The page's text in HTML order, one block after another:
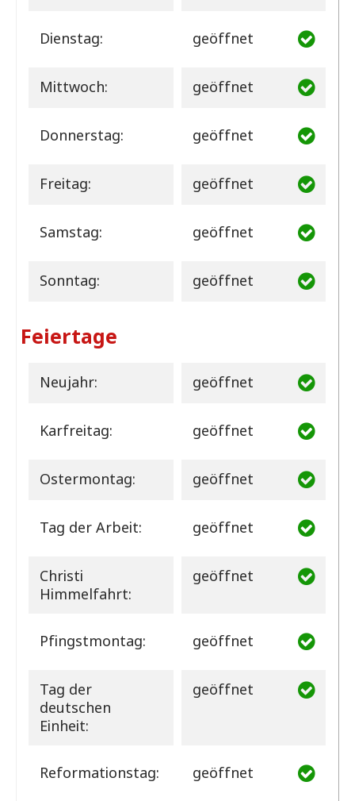
Dienstag: geöffnet
Mittwoch: geöffnet
Donnerstag: geöffnet
Freitag: geöffnet
Samstag: geöffnet
Sonntag: geöffnet
Feiertage
Neujahr: geöffnet
Karfreitag: geöffnet
Ostermontag: geöffnet
Tag der Arbeit: geöffnet
Christi
Himmelfahrt:
geöffnet
Pfingstmontag: geöffnet
Tag der
deutschen
Einheit:
geöffnet
Reformationstag: geöffnet